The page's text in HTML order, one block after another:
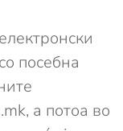
посебна
а потоа во